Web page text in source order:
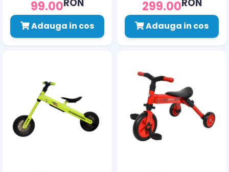
99.00RON
Adauga in cos
299.00RON
Adauga in cos